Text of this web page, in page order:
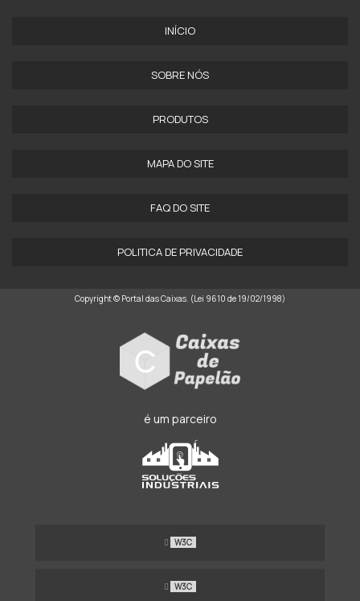
INÍCIO
SOBRE NÓS
PRODUTOS
MAPA DO SITE
FAQ DO SITE
POLITICA DE PRIVACIDADE
Copyright © Portal das Caixas. (Lei 9610 de 19/02/1998)
é um parceiro
W3C
W3C